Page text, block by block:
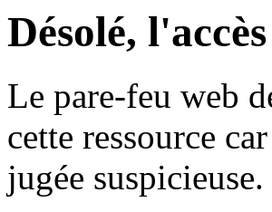
Désolé,
Le pare-feu web
cette ressource
jugée suspicieuse.